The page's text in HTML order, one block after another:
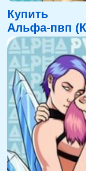
Купить
Альфа-пвп